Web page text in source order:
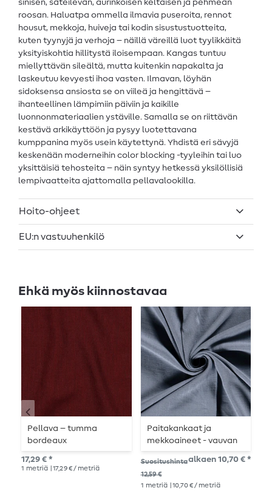
sinisen, säteilevän, aurinkoisen keltaisen ja pehmeän
roosan. Haluatpa ommella ilmavia puseroita, rennot
housut, mekkoja, huiveja tai kodin sisustustuotteita,
kuten tyynyjä ja verhoja – näillä väreillä luot tyylikkäitä
yksityiskohtia hillitystä iloisempaan. Kangas tuntuu
miellyttävän sileältä, mutta kuitenkin napakalta ja
laskeutuu kevyesti ihoa vasten. Ilmavan, löyhän
sidoksensa ansiosta se on viileä ja hengittävä –
ihanteellinen lämpimiin päiviin ja kaikille
luonnonmateriaalien ystäville. Samalla se on riittävän
kestävä arkikäyttöön ja pysyy luotettavana
kumppanina myös usein käytettynä. Yhdistä eri sävyjä
keskenään moderneihin color blocking -tyyleihin tai luo
yksittäisiä tehosteita – näin syntyy hetkessä yksilöllisiä
lempivaatteita ajattomalla pellavalookilla.
Hoito-ohjeet
EU:n vastuuhenkilö
Ehkä myös kiinnostavaa
Pellava – tumma
bordeaux
17,29 € *
1 metriä | 17,29 € / metriä
Paitakankaat ja
mekkoaineet - vauvan
sininen
Suositushinta
12,59 €
alkaen 10,70 € *
1 metriä | 10,70 € / metriä